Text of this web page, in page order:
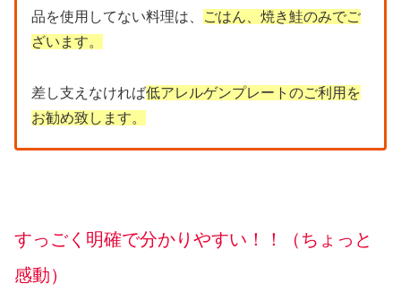
品を使用してない料理は、
ごはん、焼き鮭のみでご
ざいます。
差し支えなければ低アレルゲンプレートのご利用を
お勧め致します。
すっごく明確で分かりやすい！！（ちょっと
感動）